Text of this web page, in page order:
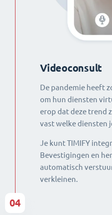
Videoconsult
De pandemie heeft
om hun diensten
erop dat deze trend
vast welke diensten
Je kunt TIMIFY
Bevestigingen en
automatisch
verkleinen.
04